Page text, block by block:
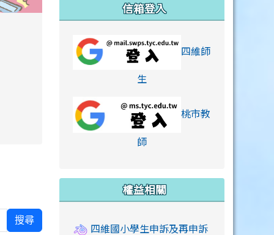
xiaohongshu.html
xiaohongshu.html
搜尋
信箱登入
四維師
生link to https://
桃市教
師link to https://
權益相關
四維國小學生申訴及再申訴